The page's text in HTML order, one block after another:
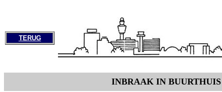
TERUG
INBRAAK IN